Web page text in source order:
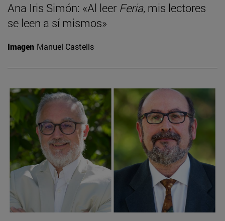
Ana Iris Simón: «Al leer Feria, mis lectores
se leen a sí mismos»
Imagen Manuel Castells